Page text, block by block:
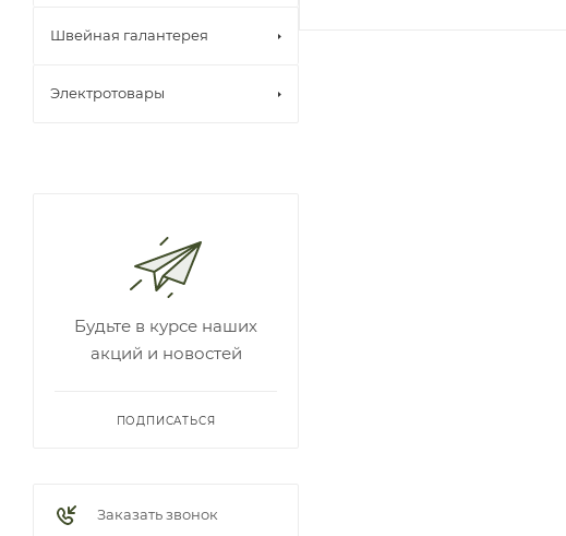
Швейная галантерея
Электротовары
Будьте в курсе наших
акций и новостей
ПОДПИСАТЬСЯ
Заказать звонок